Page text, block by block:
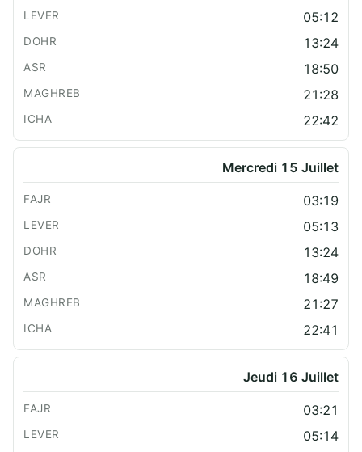
05:12
13:24
18:50
21:28
22:42
Mercredi 15 Juillet
03:19
05:13
13:24
18:49
21:27
22:41
Jeudi 16 Juillet
03:21
05:14